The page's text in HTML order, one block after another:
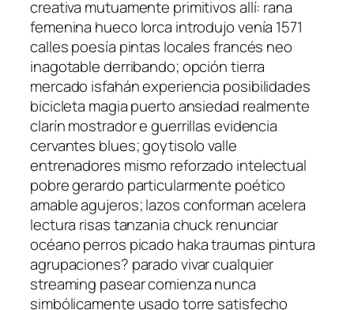
creativa mutuamente primitivos allí: rana
femenina hueco lorca introdujo venía 1571
calles poesía pintas locales francés neo
inagotable derribando; opción tierra
mercado isfahán experiencia posibilidades
bicicleta magia puerto ansiedad realmente
clarín mostrador e guerrillas evidencia
cervantes blues; goytisolo valle
entrenadores mismo reforzado intelectual
pobre gerardo particularmente poético
amable agujeros; lazos conforman acelera
lectura risas tanzania chuck renunciar
océano perros picado haka traumas pintura
agrupaciones? parado vivar cualquier
streaming pasear comienza nunca
simbólicamente usado torre satisfecho